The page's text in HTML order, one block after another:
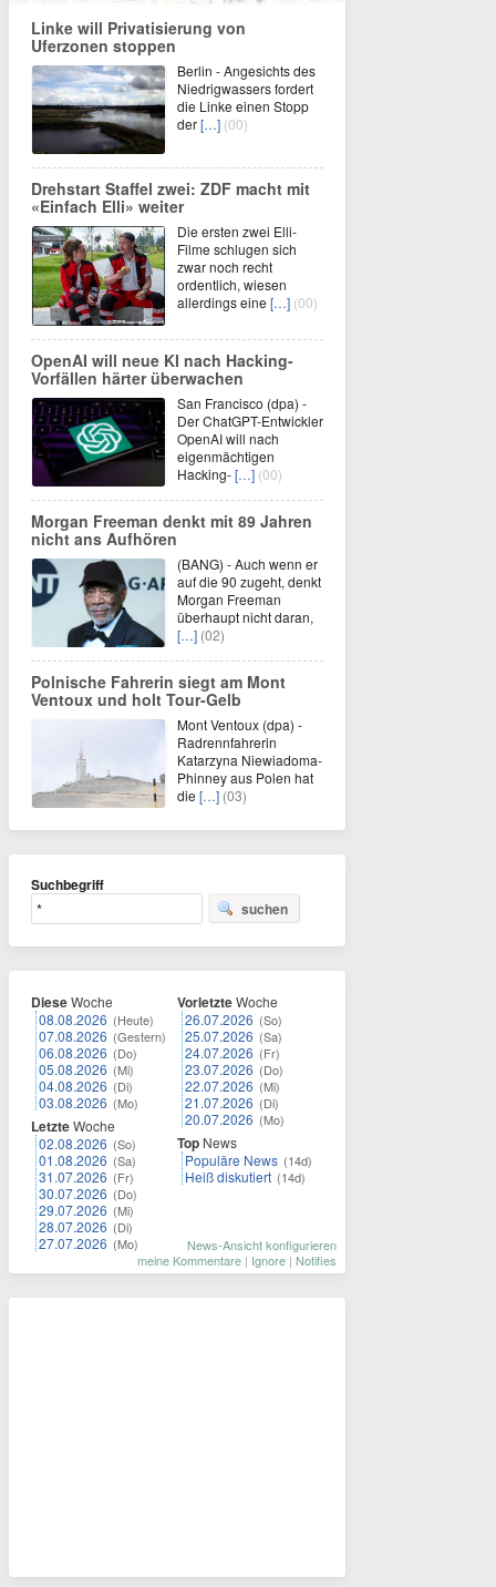
Linke will Privatisierung von
Uferzonen stoppen
Berlin - Angesichts des
Niedrigwassers fordert
die Linke einen Stopp
der[…] (00)
Drehstart Staffel zwei: ZDF macht mit
«Einfach Elli» weiter
Die ersten zwei Elli-
Filme schlugen sich
zwar noch recht
ordentlich, wiesen
allerdings eine […] (00)
OpenAI will neue KI nach Hacking-
Vorfällen härter überwachen
San Francisco (dpa) -
Der ChatGPT-Entwickler
OpenAI will nach
eigenmächtigen
Hacking-[…] (00)
Morgan Freeman denkt mit 89 Jahren
nicht ans Aufhören
(BANG) - Auch wenn er
auf die 90 zugeht, denkt
Morgan Freeman
überhaupt nicht daran,
[…] (02)
Polnische Fahrerin siegt am Mont
Ventoux und holt Tour-Gelb
Mont Ventoux (dpa) -
Radrennfahrerin
Katarzyna Niewiadoma-
Phinney aus Polen hat
die […] (03)
Suchbegriff
suchen
DieseWoche
08.08.2026 (Heute)
07.08.2026 (Gestern)
06.08.2026 (Do)
05.08.2026 (Mi)
04.08.2026 (Di)
03.08.2026 (Mo)
LetzteWoche
02.08.2026 (So)
01.08.2026 (Sa)
31.07.2026 (Fr)
30.07.2026 (Do)
29.07.2026 (Mi)
28.07.2026 (Di)
27.07.2026 (Mo)
VorletzteWoche
26.07.2026 (So)
25.07.2026 (Sa)
24.07.2026 (Fr)
23.07.2026 (Do)
22.07.2026 (Mi)
21.07.2026 (Di)
20.07.2026 (Mo)
Top News
Populäre News (14d)
Heiß diskutiert (14d)
News-Ansicht konfigurieren
meine Kommentare | Ignore | Notifies